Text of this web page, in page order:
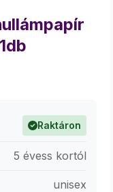
Raktáron
5 évess kortól
unisex